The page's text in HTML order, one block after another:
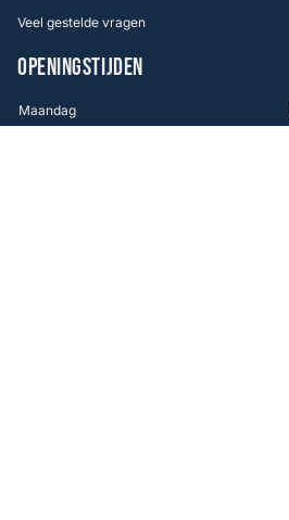
Veel gestelde vragen
OPENINGSTIJDEN
Maandag